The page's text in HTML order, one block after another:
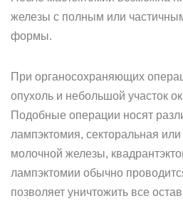
железы с полным или
формы.
При органосохраняющих
опухоль и небольшой участок
Подобные операции носят
лампэктомия, секторальная
молочной железы,
лампэктомии обычно
позволяет уничтожить все